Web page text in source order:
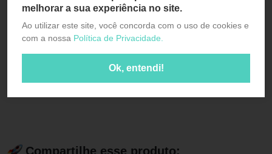
Compartilhe esse produto:
melhorar a sua experiência no site.
Ao utilizar este site, você concorda com o uso de cookies e
com a nossa Política de Privacidade.
Ok, entendi!